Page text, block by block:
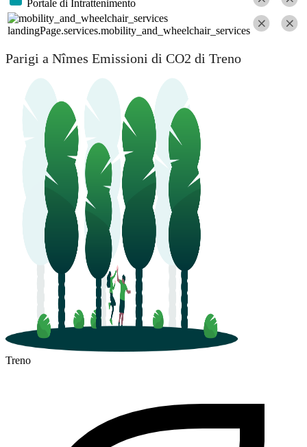
Portale di Intrattenimento
landingPage.services.mobility_and_wheelchair_services
Parigi a Nîmes Emissioni di CO2 di Treno
Treno